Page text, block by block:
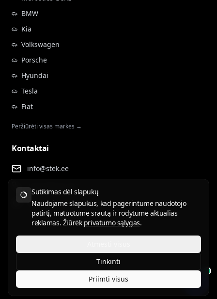
BMW
Kia
Volkswagen
Porsche
Hyundai
Tesla
Fiat
Peržiūrėti visas markes →
Kontaktai
info@stek.ee
+372 555 81 911
Rehepapi tee 4, Tartu
Naudojimo sąlygosPrivatumo politika
ET EN RU LV LT
© 2026 STEK Estonia. Visos teisės saugomos.
Sutikimas dėl slapukų
Naudojame slapukus, kad pagerintume naudotojo
patirtį, matuotume srautą ir rodytume aktualias
reklamas. Žiūrėk privatumo sąlygas.
Tinkinti
Priimti visus